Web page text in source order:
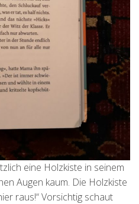
eine Holzkiste in seinem
Augen kaum. Die Holzkiste
raus!“ Vorsichtig schaut